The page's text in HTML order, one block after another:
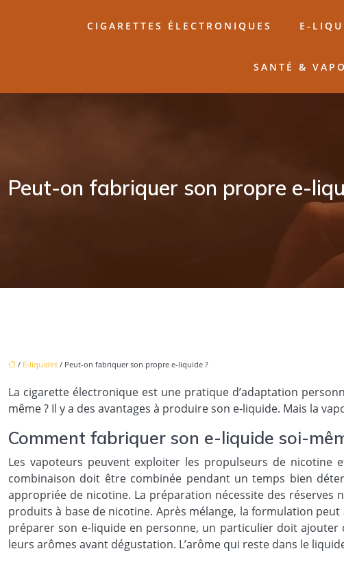
E-
CIGARETTES ÉLECTRONIQUES
SANTÉ &
Peut-on fabriquer son propre e-
/ E-liquides / Peut-on fabriquer son propre e-liquide ?
La cigarette électronique est une pratique d’adaptation
même ? Il y a des avantages à produire son e-liquide. Mais la
Comment fabriquer son e-liquide soi-
Les vapoteurs peuvent exploiter les propulseurs de nicotine
combinaison doit être combinée pendant un temps bien
appropriée de nicotine. La préparation nécessite des réserves
produits à base de nicotine. Après mélange, la formulation
préparer son e-liquide en personne, un particulier doit
leurs arômes avant dégustation. L’arôme qui reste dans le